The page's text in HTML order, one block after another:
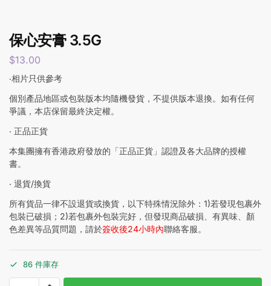
保心安膏 3.5G
$13.00
‧相片只供參考
個別產品地區或包裝版本均隨機發貨，不提供版本退換。如有任何
爭議，本店保留最終決定權。
‧ 正品正貨
本集團擁有香港政府發放的「正品正貨」認證及各大品牌的授權
書。
‧ 退貨/換貨
所有貨品一律不設退貨或換貨，以下特殊情況除外：1)若發現包裹外
包裝已破損；2)若包裹外包裝完好，但發現商品破損、有異味、顏
色差異等品質問題，請於簽收後24小時內聯絡客服。
86 件庫存